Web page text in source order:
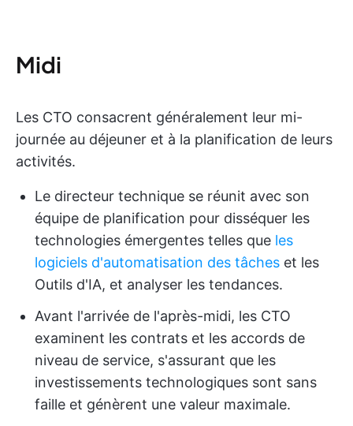
Midi
Les CTO consacrent généralement leur mi-
journée au déjeuner et à la planification de leurs
activités.
Le directeur technique se réunit avec son
équipe de planification pour disséquer les
technologies émergentes telles que les
logiciels d'automatisation des tâches et les
Outils d'IA, et analyser les tendances.
Avant l'arrivée de l'après-midi, les CTO
examinent les contrats et les accords de
niveau de service, s'assurant que les
investissements technologiques sont sans
faille et génèrent une valeur maximale.